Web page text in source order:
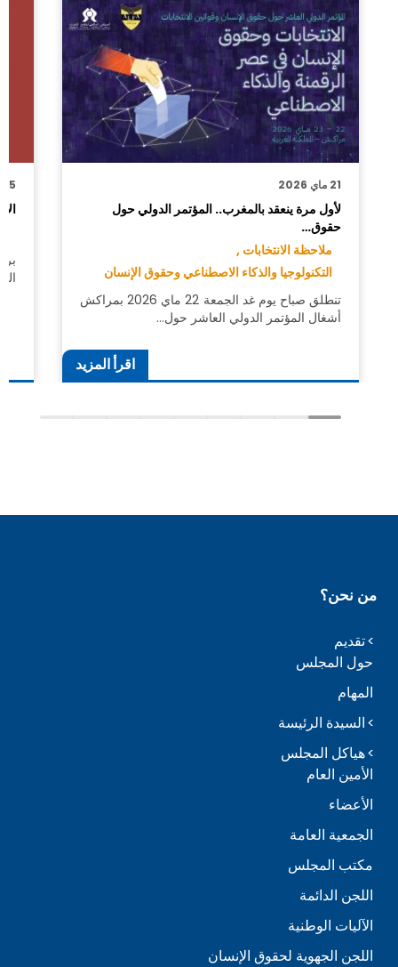
21 ماي 2026
لأول مرة ينعقد بالمغرب.. المؤتمر الدولي حول
حقوق…
ملاحظة الانتخابات ,
التكنولوجيا والذكاء الاصطناعي وحقوق الإنسان
تنطلق صباح يوم غد الجمعة 22 ماي 2026 بمراكش
أشغال المؤتمر الدولي العاشر حول…
اقرأ المزيد
25 أبريل 2026
من نحن؟
تقديم
حول المجلس
المهام
السيدة الرئيسة
هياكل المجلس
الأمين العام
الأعضاء
الجمعية العامة
مكتب المجلس
اللجن الدائمة
الآليات الوطنية
اللجن الجهوية لحقوق الإنسان